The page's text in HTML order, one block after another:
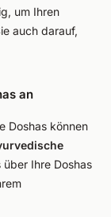
um Ihren
auch darauf,
an
Doshas können
Ihre Doshas